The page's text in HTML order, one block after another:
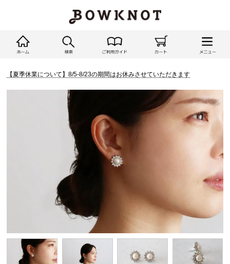
【夏季休業について】8/5-8/23の期間はお休みさせていただきます